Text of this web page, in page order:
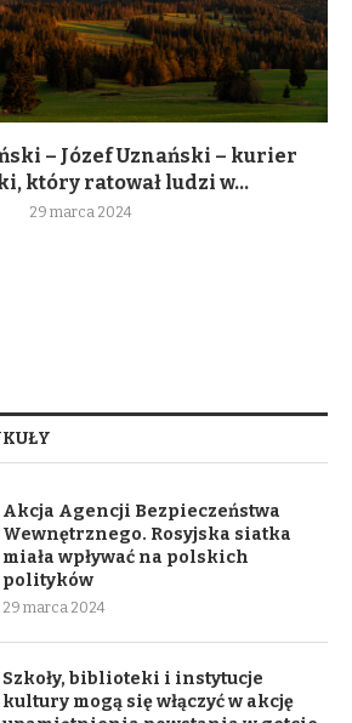
– Józef Uznański – kurier
który ratował ludzi w...
29 marca 2024
Akcja Agencji Bezpieczeństwa
Wewnętrznego. Rosyjska siatka
miała wpływać na polskich
polityków
29 marca 2024
Szkoły, biblioteki i instytucje
kultury mogą się włączyć w akcję